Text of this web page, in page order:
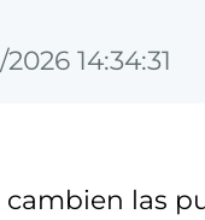
14:34:31
las